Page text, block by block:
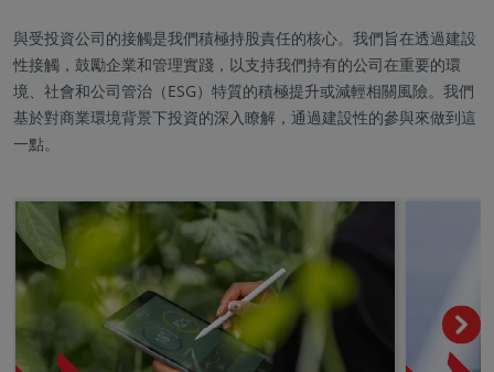
與受投資公司的接觸是我們積極持股責任的核心。我們旨在透過建設
性接觸，鼓勵企業和管理實踐，以支持我們持有的公司在重要的環
境、社會和公司管治（ESG）特質的積極提升或減輕相關風險。我們
基於對商業環境背景下投資的深入瞭解，通過建設性的參與來做到這
一點。